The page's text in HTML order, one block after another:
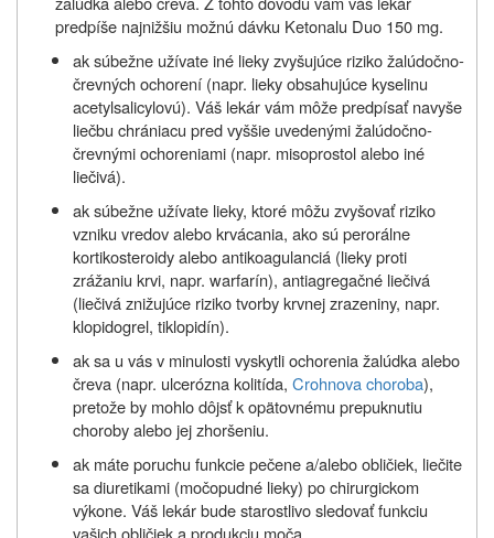
predpíše najnižšiu možnú dávku Ketonalu Duo 150 mg.
ak súbežne užívate iné lieky zvyšujúce riziko žalúdočno-
črevných ochorení (napr. lieky obsahujúce kyselinu
acetylsalicylovú). Váš lekár vám môže predpísať navyše
liečbu chrániacu pred vyššie uvedenými žalúdočno-
črevnými ochoreniami (napr. misoprostol alebo iné
liečivá).
ak súbežne užívate lieky, ktoré môžu zvyšovať riziko
vzniku vredov alebo krvácania, ako sú perorálne
kortikosteroidy alebo antikoagulanciá (lieky proti
zrážaniu krvi, napr. warfarín), antiagregačné liečivá
(liečivá znižujúce riziko tvorby krvnej zrazeniny, napr.
klopidogrel, tiklopidín).
ak sa u vás v minulosti vyskytli ochorenia žalúdka alebo
čreva (napr. ulcerózna kolitída, Crohnova choroba),
pretože by mohlo dôjsť k opätovnému prepuknutiu
choroby alebo jej zhoršeniu.
ak máte poruchu funkcie pečene a/alebo obličiek, liečite
sa diuretikami (močopudné lieky) po chirurgickom
výkone. Váš lekár bude starostlivo sledovať funkciu
vašich obličiek a produkciu moča.